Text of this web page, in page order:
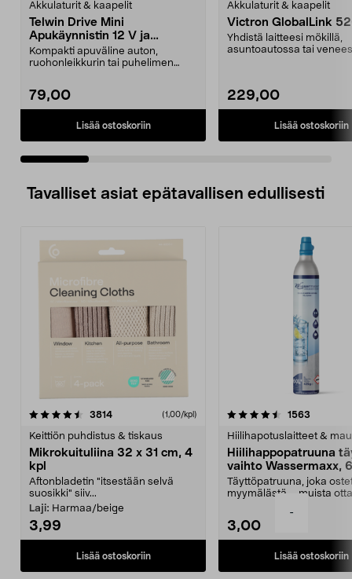
-
Akkulaturit & kaapelit
Telwin Drive Mini
Apukäynnistin 12 V ja
varavirtalähde
Kompakti apuväline auton,
ruohonleikkurin tai puhelimen
79,00
Lisää ostoskoriin
Akkulaturit & kaapelit
Victron GlobalLink
Yhdistä laitteesi mökillä,
asuntoautossa tai
229,00
Lisää ostoskoriin
Tavalliset asiat epätavallisen edullisesti
3814arvostelut (1,00/kpl)
Keittiön puhdistus & tiskaus
Mikrokuituliina 32 x 31 cm, 4
kpl
Aftonbladetin "itsestään selvä
suosikki" siiv...
Laji: Harmaa/beige
3,99
Lisää ostoskoriin
4.5viidestä
1563
Hiilihapotuslaitteet &
Hiilihappopatruuna
vaihto Wassermaxx,
Täyttöpatruuna, joka
myymälästä – muista
3,00
Lisää ostoskoriin
4.5viidestä